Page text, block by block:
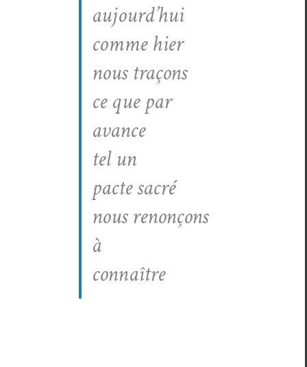
aujourd’hui
comme hier
nous traçons
ce que par
avance
tel un
pacte sacré
nous renonçons
à
connaître